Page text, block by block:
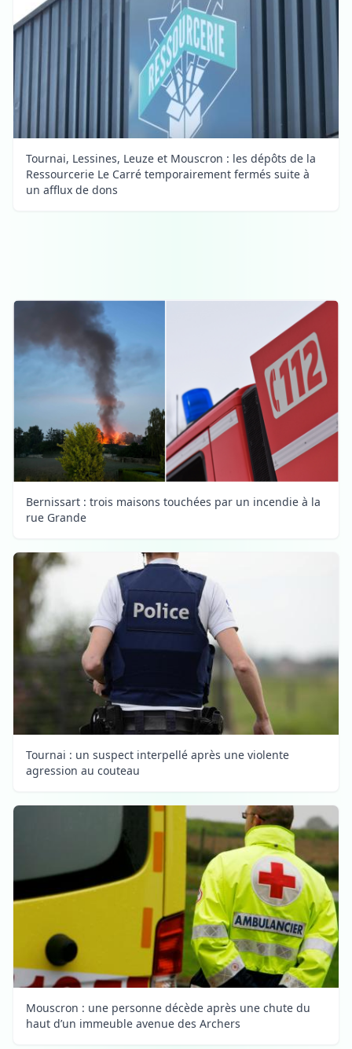
Tournai, Lessines, Leuze et Mouscron : les dépôts de la
Ressourcerie Le Carré temporairement fermés suite à
un afflux de dons
Bernissart : trois maisons touchées par un incendie à la
rue Grande
Tournai : un suspect interpellé après une violente
agression au couteau
Mouscron : une personne décède après une chute du
haut d’un immeuble avenue des Archers